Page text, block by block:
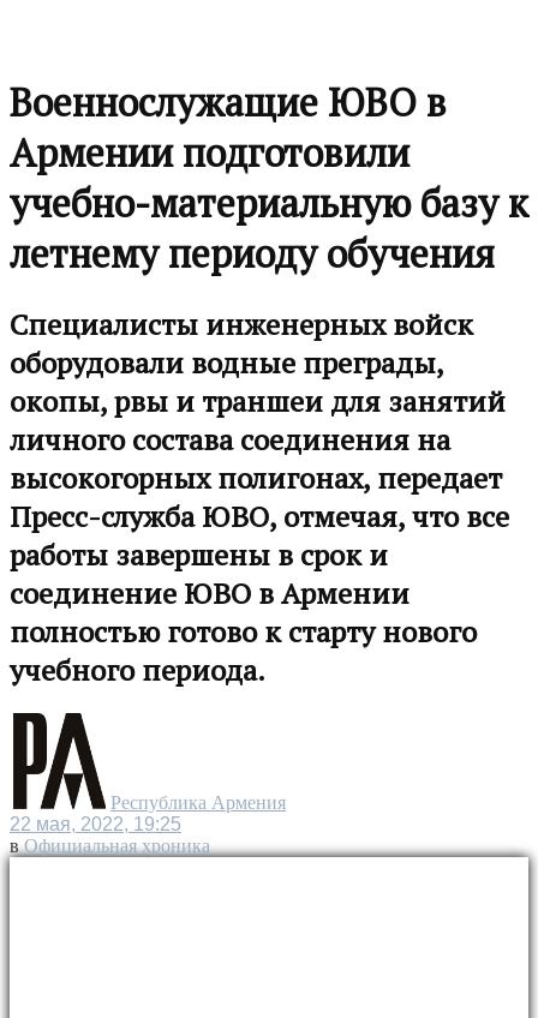
Военнослужащие ЮВО в
Армении подготовили
учебно-материальную базу к
летнему периоду обучения
Специалисты инженерных войск
оборудовали водные преграды,
окопы, рвы и траншеи для занятий
личного состава соединения на
высокогорных полигонах, передает
Пресс-служба ЮВО, отмечая, что все
работы завершены в срок и
соединение ЮВО в Армении
полностью готово к старту нового
учебного периода.
Республика Армения
22 мая, 2022, 19:25
в Официальная хроника